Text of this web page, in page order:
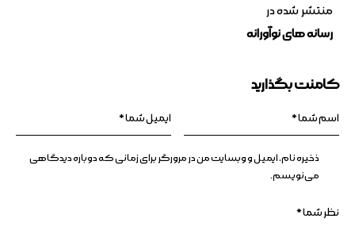
منتشر شده در
رسانه های نوآورانه
کامنت بگذارید
ذخیره نام، ایمیل و وبسایت من در مرورگر برای زمانی که دوباره دیدگاهی
می‌نویسم.